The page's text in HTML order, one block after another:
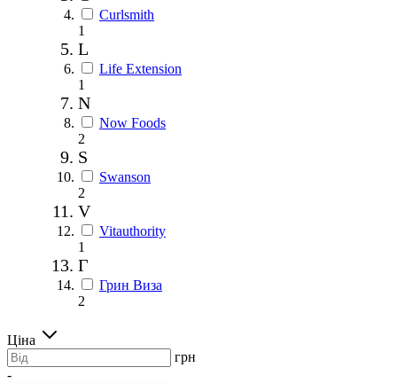
Curlsmith
1
L
Life Extension
1
N
Now Foods
2
S
Swanson
2
V
Vitauthority
1
Г
Грин Виза
2
Ціна
грн
-